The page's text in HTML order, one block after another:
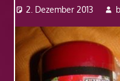
2. Dezember 2013